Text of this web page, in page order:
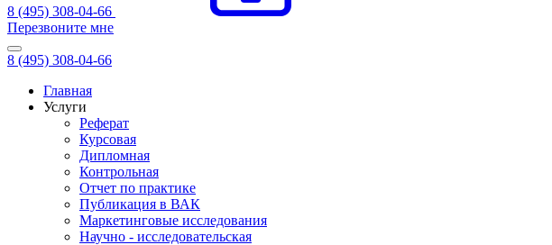
8 (495) 308-04-66
Перезвоните мне
8 (495) 308-04-66
Главная
Услуги
Реферат
Курсовая
Дипломная
Контрольная
Отчет по практике
Публикация в ВАК
Маркетинговые исследования
Научно - исследовательская